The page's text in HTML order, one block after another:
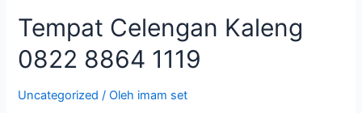
Tempat Celengan Kaleng
0822 8864 1119
Uncategorized / Oleh imam set
Tempat
Celengan
Kaleng
8864